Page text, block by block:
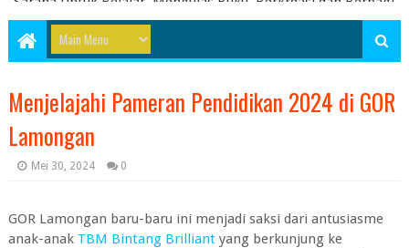
Pengetahuan serta Energi Literasi Berbagai soal ujian sekolah
dasar juga dibahas disini
Menjelajahi Pameran Pendidikan 2024 di GOR
Lamongan
Mei 30, 2024 0
GOR Lamongan baru-baru ini menjadi saksi dari antusiasme
anak-anak TBM Bintang Brilliantyang berkunjung ke